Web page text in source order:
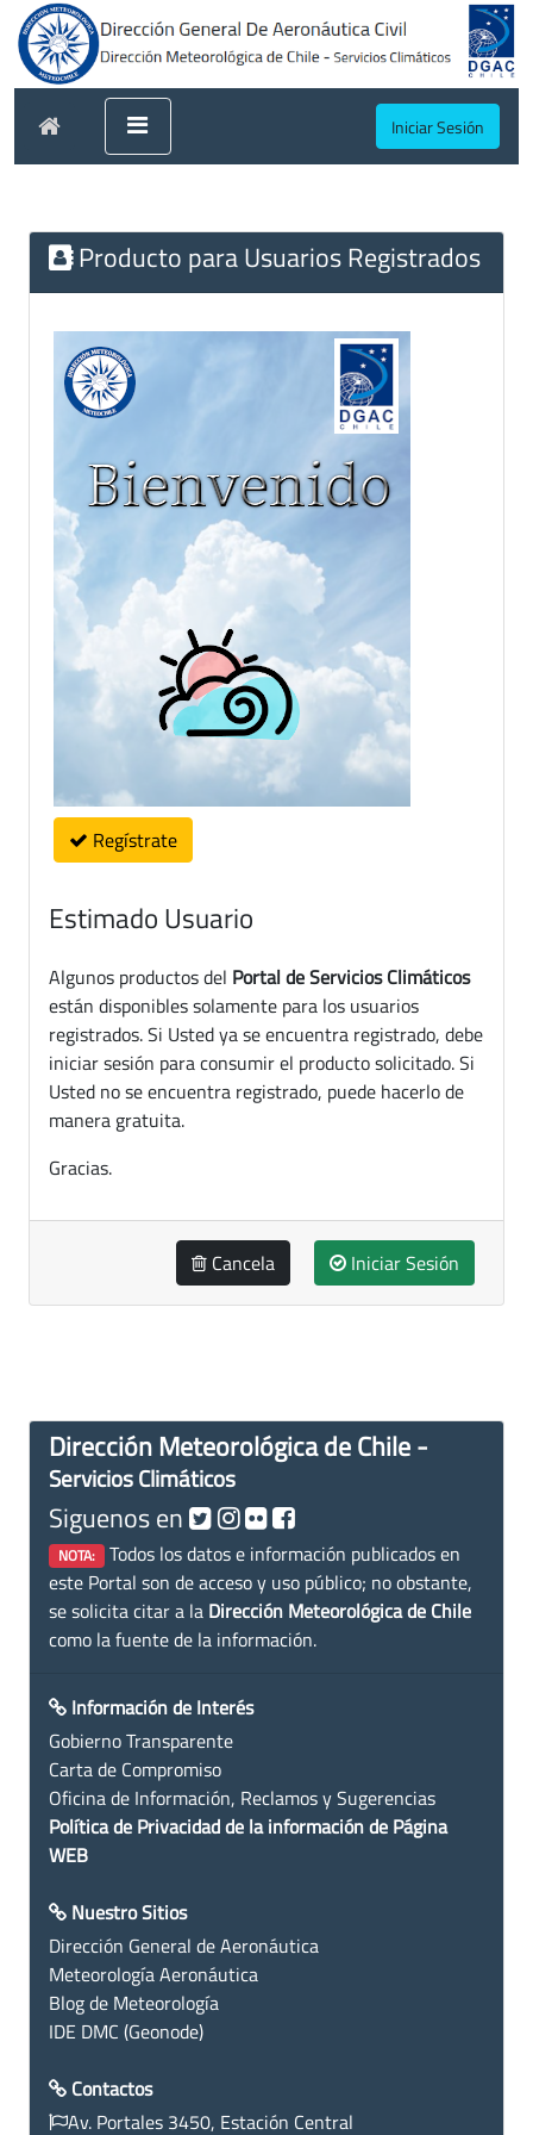
Iniciar Sesión
Producto para Usuarios Registrados
Regístrate
Estimado Usuario
Algunos productos del Portal de Servicios Climáticos
están disponibles solamente para los usuarios
registrados. Si Usted ya se encuentra registrado, debe
iniciar sesión para consumir el producto solicitado. Si
Usted no se encuentra registrado, puede hacerlo de
manera gratuita.
Gracias.
Cancela Iniciar Sesión
Dirección Meteorológica de Chile -
Servicios Climáticos
Siguenos en
NOTA: Todos los datos e información publicados en
este Portal son de acceso y uso público; no obstante,
se solicita citar a la Dirección Meteorológica de Chile
como la fuente de la información.
Información de Interés
Gobierno Transparente
Carta de Compromiso
Oficina de Información, Reclamos y Sugerencias
Política de Privacidad de la información de Página
WEB
Nuestro Sitios
Dirección General de Aeronáutica
Meteorología Aeronáutica
Blog de Meteorología
IDE DMC (Geonode)
Contactos
Av. Portales 3450, Estación Central